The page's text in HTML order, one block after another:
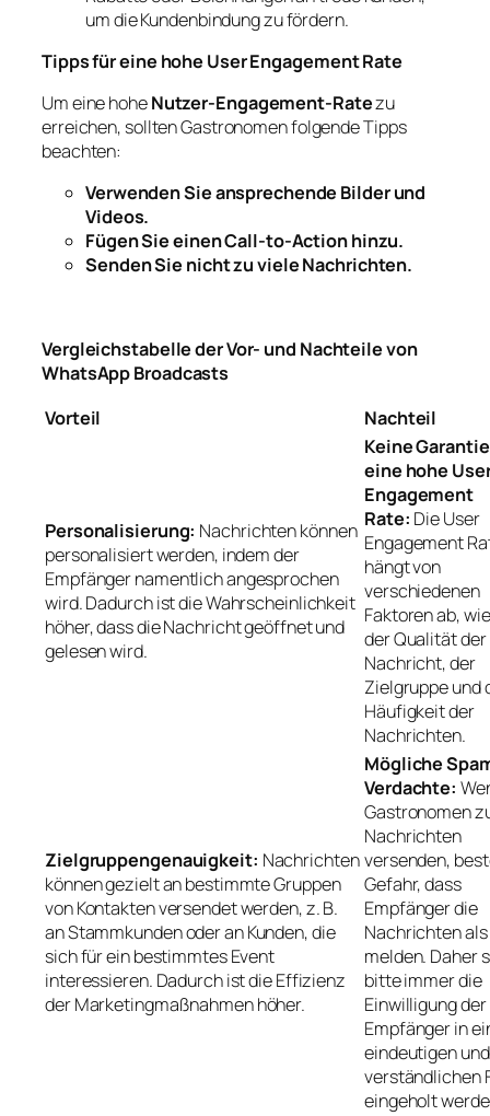
um die Kundenbindung zu fördern.
Tipps für eine hohe User Engagement Rate
Um eine hoheNutzer-Engagement-Ratezu
erreichen, sollten Gastronomen folgende Tipps
beachten:
Verwenden Sie ansprechende Bilder und
Videos.
Fügen Sie einen Call-to-Action hinzu.
Senden Sie nicht zu viele Nachrichten.
Vergleichstabelle der Vor- und Nachteile von
WhatsApp Broadcasts
Vorteil
Nachteil
Personalisierung: Nachrichten können
personalisiert werden, indem der
Empfänger namentlich angesprochen
wird. Dadurch ist die Wahrscheinlichkeit
höher, dass die Nachricht geöffnet und
gelesen wird.
Keine
eine hohe
Engagement
Rate: Die User
Engagement
hängt von
verschiedenen
Faktoren ab,
der Qualität der
Nachricht, der
Zielgruppe und
Häufigkeit der
Nachrichten.
Zielgruppengenauigkeit: Nachrichten
können gezielt an bestimmte Gruppen
von Kontakten versendet werden, z. B.
an Stammkunden oder an Kunden, die
sich für ein bestimmtes Event
interessieren. Dadurch ist die Effizienz
der Marketingmaßnahmen höher.
Mögliche
Verdachte:
Gastronomen
Nachrichten
versenden,
Gefahr, dass
Empfänger die
Nachrichten
melden. Daher
bitte immer die
Einwilligung der
Empfänger in
eindeutigen und
verständlichen
eingeholt